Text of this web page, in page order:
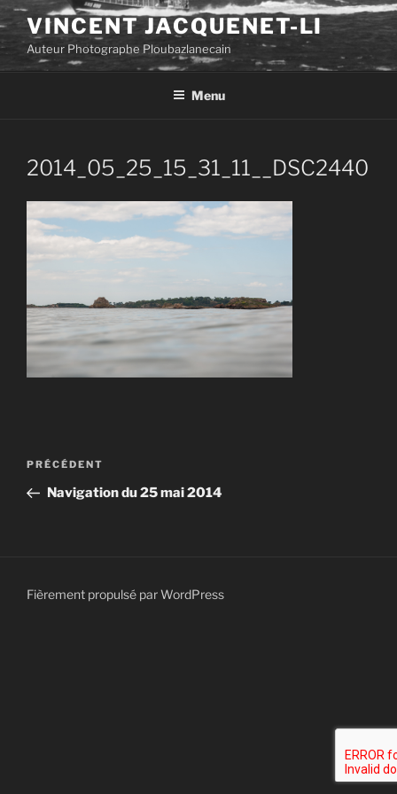
Aller
au
contenu
principal
VINCENT JACQUENET-LI
Auteur Photographe Ploubazlanecain
Menu
2014_05_25_15_31_11__DSC2440
Navigation
l’article
Article
précédent
PRÉCÉDENT
Navigation du 25 mai 2014
Fièrement propulsé par WordPress